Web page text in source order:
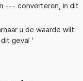
--- converteren, in dit
u de waarde wilt
geval '